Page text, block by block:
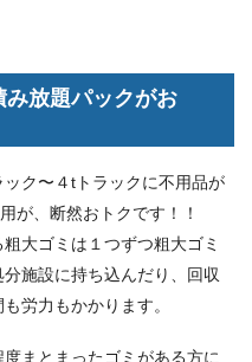
み放題パックがお
ク〜４tトラックに不用品が
が、断然おトクです！！
大ゴミは１つずつ粗大ゴミ
施設に持ち込んだり、回収
労力もかかります。
まとまったゴミがある方に